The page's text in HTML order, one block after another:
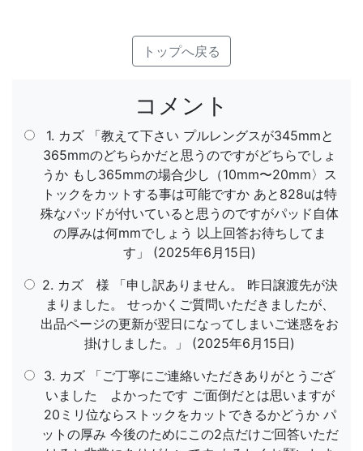
トップへ戻る
コメント
1. カズ 「教えて下さい プルレングスが345mmと
365mmのどちらかだと思うのですがどちらでしょ
うか もし365mmの場合少し（10mm〜20mm〉ス
トックをカットする事は可能ですか あと828uは特
殊なパッドが付いていると思うのですがパッド自体
の厚みは何mmでしょう 以上回答お待ちしてま
す」 (2025年6月15日)
2. カズ 様 「申し訳ありません。 昨日譲渡先が決
まりました。 せっかくご質問いただきましたが、
出品ページの更新が翌日になってしまいご迷惑をお
掛けしました。」 (2025年6月15日)
3. カズ 「ご丁寧にご連絡いただきありがとうござ
いました よかったです ご面倒だとは思いますが
20ミリ位ならストックをカットできるかどうか パ
ットの厚み 今後のためにこの2点だけご回答いただ